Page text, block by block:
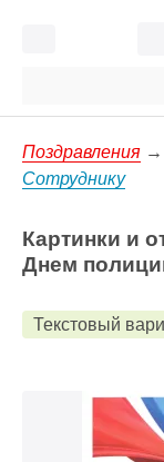
Поздравления →
Сотруднику
Картинки и
Днем
Текстовый